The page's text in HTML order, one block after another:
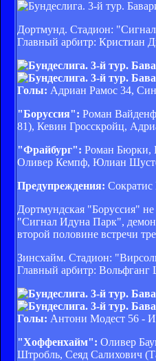
Дортмунд. Стадион:
Главный арбитр: Кристиан
Голы: Адриан Рамос 34,
"Боруссия": Роман
81), Кевин Гросскройц,
"Фрайбург": Роман Бюрки,
Оливер Кемпф, Юлиан
Предупреждения:
Дортмундская "Боруссия"
"Сигнал Идуна Парк",
второй половине встречи
Зинсхайм. Стадион:
Главный арбитр: Вольфганг
Голы: Антони Модест 56 -
"Хоффенхайм": Оливер
Штробль, Сеяд Салихович